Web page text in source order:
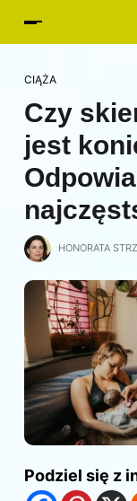
CIĄŻA
Czy
jest
HONORATA
Podziel się z